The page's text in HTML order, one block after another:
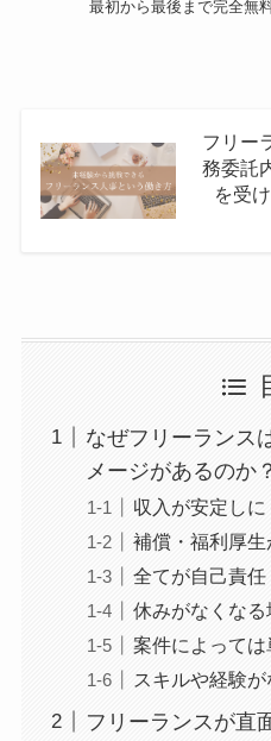
最初から最後まで完全無
フリー
務委託
を受
なぜフリーランス
メージがあるのか
収入が安定しに
補償・福利厚生
全てが自己責任
休みがなくなる
案件によって
スキルや経験
フリーランスが直